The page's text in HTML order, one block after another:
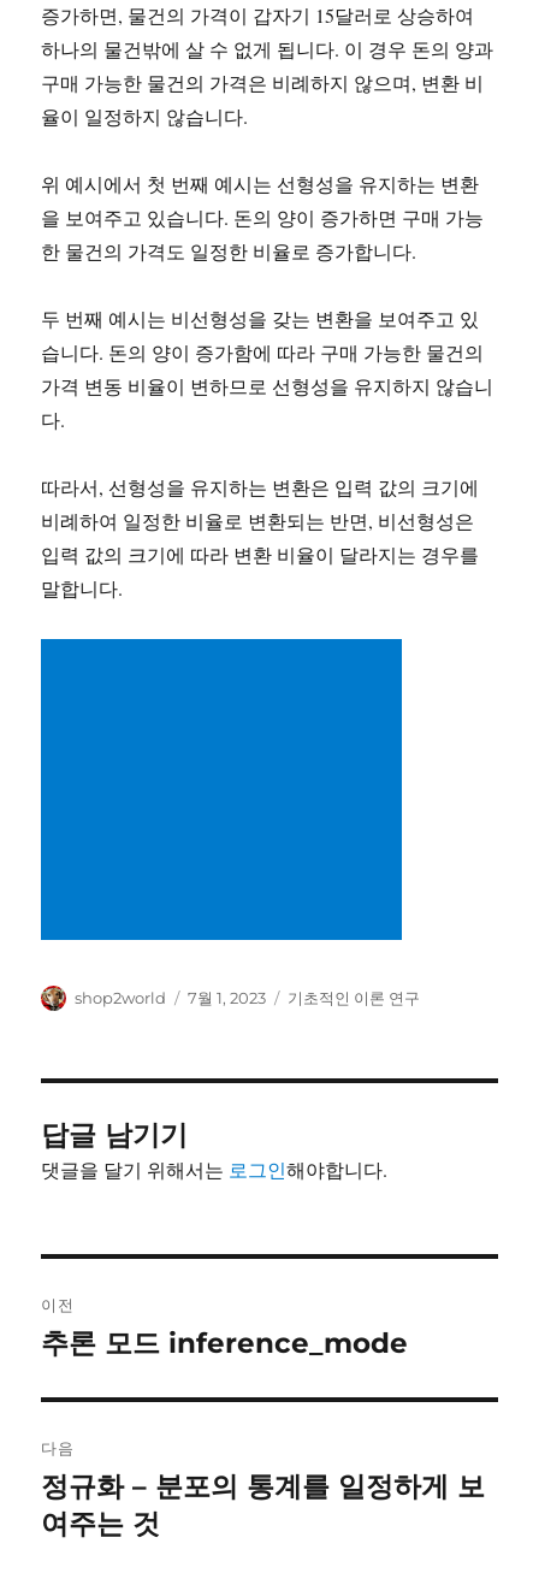
증가하면, 물건의 가격이 갑자기 15달러로 상승하여
하나의 물건밖에 살 수 없게 됩니다. 이 경우 돈의 양과
구매 가능한 물건의 가격은 비례하지 않으며, 변환 비
율이 일정하지 않습니다.
위 예시에서 첫 번째 예시는 선형성을 유지하는 변환
을 보여주고 있습니다. 돈의 양이 증가하면 구매 가능
한 물건의 가격도 일정한 비율로 증가합니다.
두 번째 예시는 비선형성을 갖는 변환을 보여주고 있
습니다. 돈의 양이 증가함에 따라 구매 가능한 물건의
가격 변동 비율이 변하므로 선형성을 유지하지 않습니
다.
따라서, 선형성을 유지하는 변환은 입력 값의 크기에
비례하여 일정한 비율로 변환되는 반면, 비선형성은
입력 값의 크기에 따라 변환 비율이 달라지는 경우를
말합니다.
글
shop2world
작
7월 1, 2023
카
기초적인 이론 연구
답글 남기기
댓글을 달기 위해서는 로그인해야합니다.
내
게
이
션
이전
이
글:
추론 모드 inference_mode
다음
다
음
정규화 – 분포의 통계를 일정하게 보
여주는 것